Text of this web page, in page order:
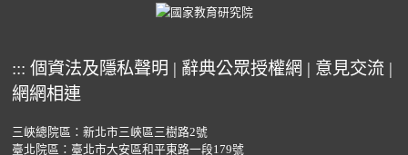
::: 個資法及隱私聲明 | 辭典公眾授權網 | 意見交流 |
網網相連
三峽總院區：新北市三峽區三樹路2號
臺北院區：臺北市大安區和平東路一段179號